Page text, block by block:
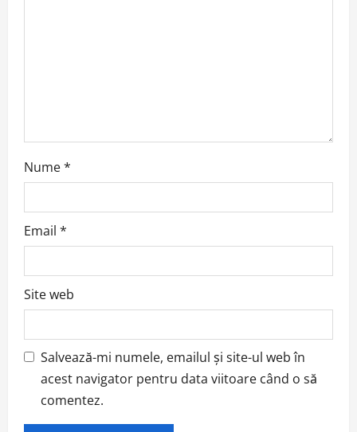
Nume*
Email *
Site web
Salvează-mi numele, emailul și site-ul web în
acest navigator pentru data viitoare când o să
comentez.